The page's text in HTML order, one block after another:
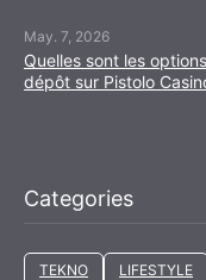
May. 7, 2026
Quelles sont les
dépôt sur Pistolo
Categories
TEKNO LIFESTYLE